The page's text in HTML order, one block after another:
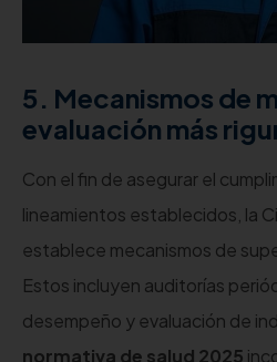
5. Mecanismos de
evaluación más
Con el fin de asegurar el
lineamientos establecidos, la
establece mecanismos de
Estos incluyen auditorías
desempeño y evaluación de
normativa de salud 2025